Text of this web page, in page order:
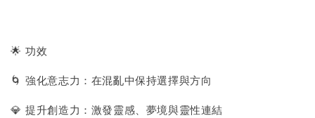
🌟 功效
🌀 強化意志力：在混亂中保持選擇與方向
💎 提升創造力：激發靈感、夢境與靈性連結